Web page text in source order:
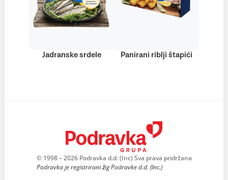
Jadranske srdele Panirani riblji štapići
© 1998 – 2026 Podravka d.d. (Inc) Sva prava pridržana
Podravka je registrirani žig Podravke d.d. (Inc.)